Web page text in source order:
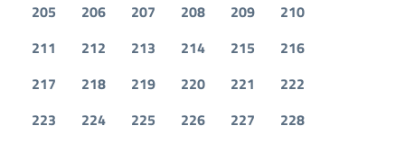
205
206 207 208 209
210
211
212 213 214 215
216
217
218 219 220 221
222
223
224 225 226 227
228